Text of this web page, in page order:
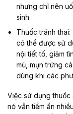
nhưng chỉ nên
sinh.
Thuốc tránh
có thể được sử
nội tiết tố, giảm
mủ, mụn trứng
dùng khi các
Việc sử dụng thuốc
nó vẫn tiềm ẩn